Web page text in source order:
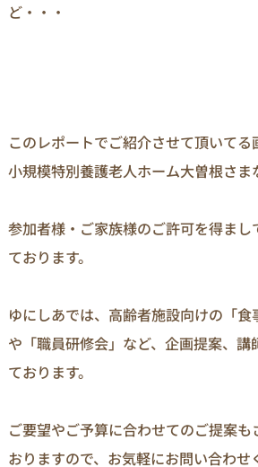
ど・・・
このレポートでご紹介させて頂いてる
小規模特別養護老人ホーム大曽根さま
参加者様・ご家族様のご許可を得まし
ております。
ゆにしあでは、高齢者施設向けの「食
や「職員研修会」など、企画提案、講
ております。
ご要望やご予算に合わせてのご提案も
おりますので、お気軽にお問い合わせ